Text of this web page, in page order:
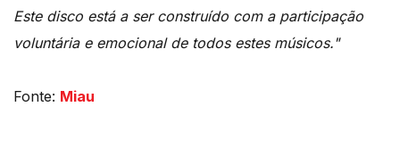
Este disco está a ser construído com a participação
voluntária e emocional de todos estes músicos."
Fonte: Miau